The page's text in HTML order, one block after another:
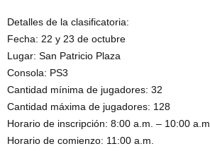
Detalles de la clasificatoria:
Fecha: 22 y 23 de octubre
Lugar: San Patricio Plaza
Consola: PS3
Cantidad mínima de jugadores: 32
Cantidad máxima de jugadores: 128
Horario de inscripción: 8:00 a.m. – 10:00 a.m.
Horario de comienzo: 11:00 a.m.